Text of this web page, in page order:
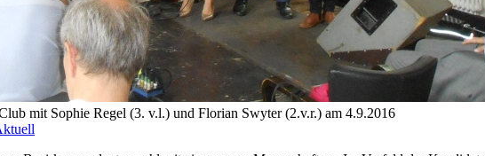
mit Sophie Regel (3. v.l.) und Florian Swyter (2.v.r.) am 4.9.2016